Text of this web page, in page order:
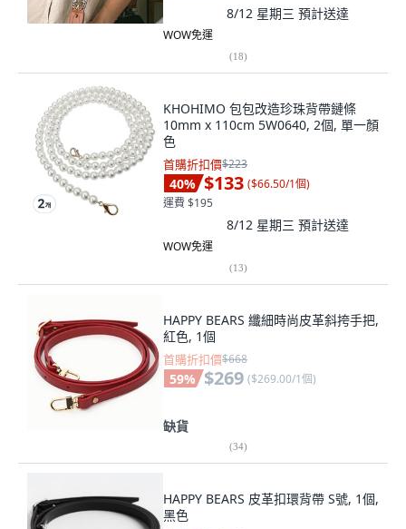
8/12 星期三 預計送達
WOW免運
(18)
KHOHIMO 包包改造珍珠背帶鏈條
10mm x 110cm 5W0640, 2個, 單一顏
色
首購折扣價$223
40% $133 ($66.50/1個)
運費 $195
8/12 星期三 預計送達
WOW免運
(13)
HAPPY BEARS 纖細時尚皮革斜挎手把,
紅色, 1個
首購折扣價$668
59% $269 ($269.00/1個)
缺貨
(34)
HAPPY BEARS 皮革扣環背帶 S號, 1個,
黑色